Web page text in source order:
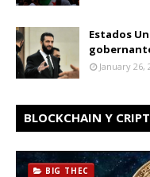
Estados
January 26,
BLOCKCHAIN Y
BIG THEC